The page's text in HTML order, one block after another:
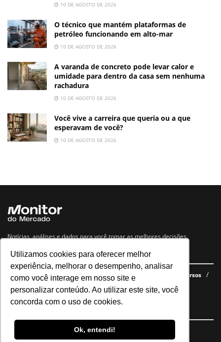
Utilizamos cookies para oferecer melhor
experiência, melhorar o desempenho, analisar
como você interage em nosso site e
personalizar conteúdo. Ao utilizar este site, você
concorda com o uso de cookies.
Ok, entendi!
10 DE AGOSTO DE 2026
O técnico que mantém plataformas de
petróleo funcionando em alto-mar
10 DE AGOSTO DE 2026
A varanda de concreto pode levar calor e
umidade para dentro da casa sem nenhuma
rachadura
10 DE AGOSTO DE 2026
Você vive a carreira que queria ou a que
esperavam de você?
10 DE AGOSTO DE 2026
Notícias, análises e dados para você tomar as melhores decisões.
Navegue no site
Últimas notícias Quem somos E-books gratuitos
Cursos
Política de privacidade